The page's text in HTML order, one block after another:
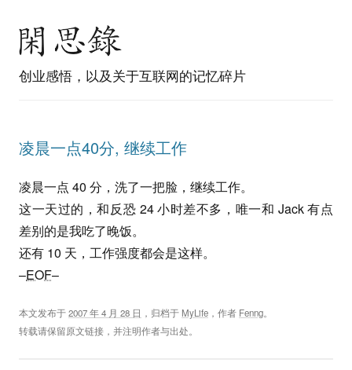
创业感悟，以及关于互联网的记忆碎片
凌晨一点40分, 继续工作
凌晨一点 40 分，洗了一把脸，继续工作。
这一天过的，和反恐 24 小时差不多，唯一和 Jack 有点
差别的是我吃了晚饭。
还有 10 天，工作强度都会是这样。
–EOF–
本文发布于2007 年 4 月 28 日 ，归档于 MyLife ，作者 Fenng。
转载请保留原文链接，并注明作者与出处。